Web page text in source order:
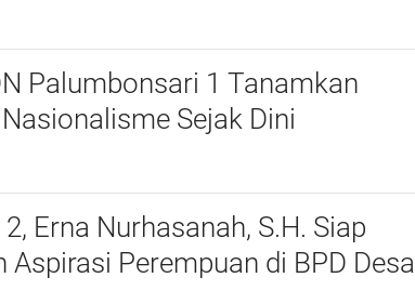
Palumbonsari 1 Tanamkan
Sejak Dini
Erna Nurhasanah, S.H. Siap
Aspirasi Perempuan di BPD Desa